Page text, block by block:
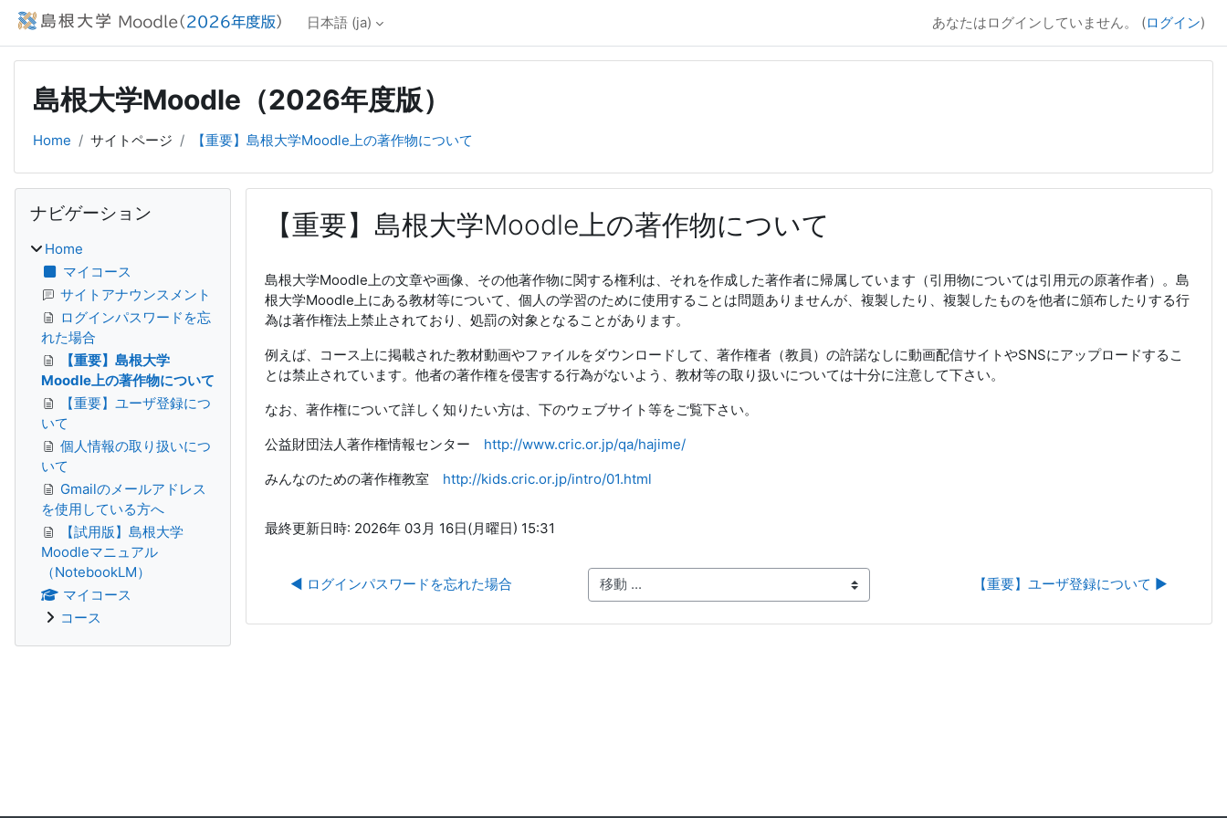
メインコンテンツへスキップする
日本語 ‎(ja)‎ あなたはログインしていません。 (ログイン)
島根大学Moodle（2026年度版）
Home サイトページ 【重要】島根大学Moodle上の著作物について
【重要】島根大学Moodle上の著作物について
島根大学Moodle上の文章や画像、その他著作物に関する権利は、それを作成した著作者に帰属しています（引用物については引用元の原著作者）。島
根大学Moodle上にある教材等について、個人の学習のために使用することは問題ありませんが、複製したり、複製したものを他者に頒布したりする行
為は著作権法上禁止されており、処罰の対象となることがあります。
例えば、コース上に掲載された教材動画やファイルをダウンロードして、著作権者（教員）の許諾なしに動画配信サイトやSNSにアップロードするこ
とは禁止されています。他者の著作権を侵害する行為がないよう、教材等の取り扱いについては十分に注意して下さい。
なお、著作権について詳しく知りたい方は、下のウェブサイト等をご覧下さい。
公益財団法人著作権情報センター http://www.cric.or.jp/qa/hajime/
みんなのための著作権教室 http://kids.cric.or.jp/intro/01.html
最終更新日時: 2026年 03月 16日(月曜日) 15:31
◀︎ ログインパスワードを忘れた場合 移動 ... 【重要】ユーザ登録について ▶︎
ブロック
ナビゲーション
Home
マイコース
サイトアナウンスメント
ログインパスワードを忘
れた場合
【重要】島根大学
Moodle上の著作物について
【重要】ユーザ登録につ
いて
個人情報の取り扱いにつ
いて
Gmailのメールアドレス
を使用している方へ
【試用版】島根大学
Moodleマニュアル
（NotebookLM）
マイコース
コース